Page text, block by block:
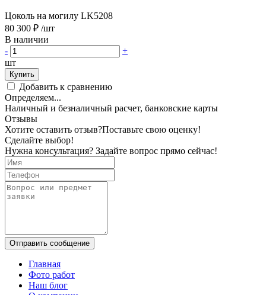
Цоколь на могилу LK5208
80 300 ₽ /шт
В наличии
-
+
шт
Купить
Добавить к сравнению
Определяем...
Наличный и безналичный расчет, банковские карты
Отзывы
Хотите оставить отзыв?Поставьте свою оценку!
Сделайте выбор!
Нужна консультация? Задайте вопрос прямо сейчас!
Отправить сообщение
Главная
Фото работ
Наш блог